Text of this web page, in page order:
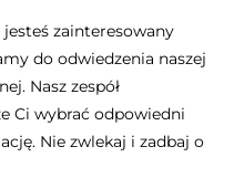
jesteś zainteresowany
do odwiedzenia naszej
Nasz zespół
Ci wybrać odpowiedni
Nie zwlekaj i zadbaj o